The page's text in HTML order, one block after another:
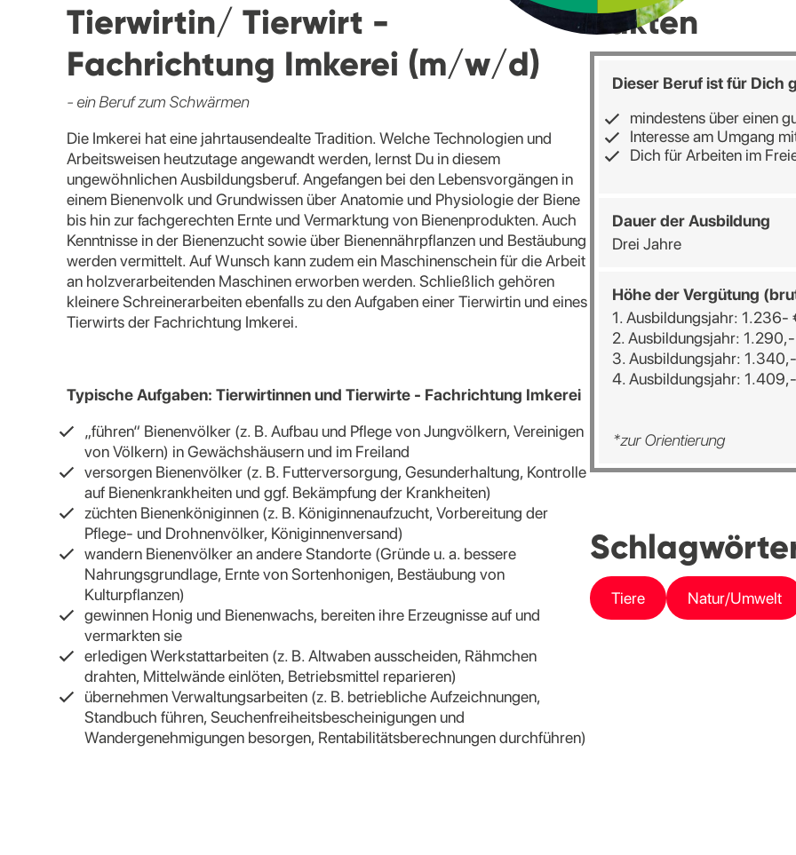
Tierwirtin/ Tierwirt -
Fachrichtung Imkerei (m/w/d)
- ein Beruf zum Schwärmen
Die Imkerei hat eine jahrtausendealte Tradition. Welche Technologien und
Arbeitsweisen heutzutage angewandt werden, lernst Du in diesem
ungewöhnlichen Ausbildungsberuf. Angefangen bei den Lebensvorgängen in
einem Bienenvolk und Grundwissen über Anatomie und Physiologie der Biene
bis hin zur fachgerechten Ernte und Vermarktung von Bienenprodukten. Auch
Kenntnisse in der Bienenzucht sowie über Bienennährpflanzen und Bestäubung
werden vermittelt. Auf Wunsch kann zudem ein Maschinenschein für die Arbeit
an holzverarbeitenden Maschinen erworben werden. Schließlich gehören
kleinere Schreinerarbeiten ebenfalls zu den Aufgaben einer Tierwirtin und eines
Tierwirts der Fachrichtung Imkerei.
Typische Aufgaben: Tierwirtinnen und Tierwirte - Fachrichtung Imkerei
„führen“ Bienenvölker (z. B. Aufbau und Pflege von Jungvölkern, Vereinigen
von Völkern) in Gewächshäusern und im Freiland
versorgen Bienenvölker (z. B. Futterversorgung, Gesunderhaltung, Kontrolle
auf Bienenkrankheiten und ggf. Bekämpfung der Krankheiten)
züchten Bienenköniginnen (z. B. Königinnenaufzucht, Vorbereitung der
Pflege- und Drohnenvölker, Königinnenversand)
wandern Bienenvölker an andere Standorte (Gründe u. a. bessere
Nahrungsgrundlage, Ernte von Sortenhonigen, Bestäubung von
Kulturpflanzen)
gewinnen Honig und Bienenwachs, bereiten ihre Erzeugnisse auf und
vermarkten sie
erledigen Werkstattarbeiten (z. B. Altwaben ausscheiden, Rähmchen
drahten, Mittelwände einlöten, Betriebsmittel reparieren)
übernehmen Verwaltungsarbeiten (z. B. betriebliche Aufzeichnungen,
Standbuch führen, Seuchenfreiheitsbescheinigungen und
Wandergenehmigungen besorgen, Rentabilitätsberechnungen durchführen)
Fakten
Dieser Beruf ist für Dich
mindestens über einen
Interesse am Umgang
Dich für Arbeiten im
Dauer der Ausbildung
Drei Jahre
Höhe der Vergütung
1. Ausbildungsjahr: 1.236-
2. Ausbildungsjahr:
3. Ausbildungsjahr:
4. Ausbildungsjahr:
*zur Orientierung
Tiere Natur/Umwelt